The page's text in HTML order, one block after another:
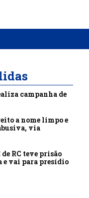
campanha de
a nome limpo e
via
RC teve prisão
vai para presídio